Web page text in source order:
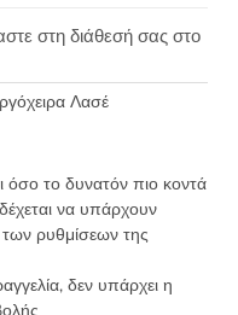
στη διάθεσή σας στο
Λασέ
όσο το δυνατόν πιο κοντά
να υπάρχουν
ρυθμίσεων της
δεν υπάρχει η